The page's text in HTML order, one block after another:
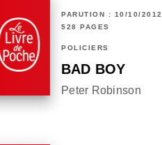
PARUTION : 10/10/2012
528 PAGES
POLICIERS
BAD BOY
Peter Robinson